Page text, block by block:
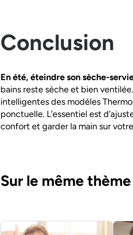
Conclusion
En été, éteindre son sèche-
bains reste sèche et bien
intelligentes des modèles
ponctuelle. L’essentiel est
confort et garder la main sur
Sur le même thème